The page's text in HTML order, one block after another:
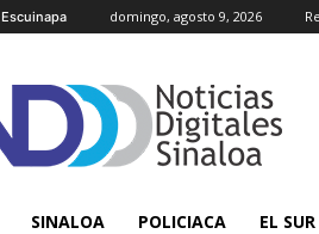
Escuinapa domingo, agosto 9, 2026
SINALOA POLICIACA EL SUR